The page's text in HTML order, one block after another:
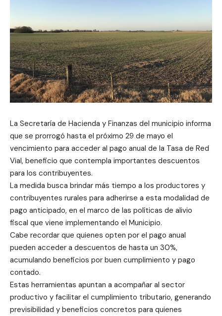
La Secretaría de Hacienda y Finanzas del municipio informa
que se prorrogó hasta el próximo 29 de mayo el
vencimiento para acceder al pago anual de la Tasa de Red
Vial, beneficio que contempla importantes descuentos
para los contribuyentes.
La medida busca brindar más tiempo a los productores y
contribuyentes rurales para adherirse a esta modalidad de
pago anticipado, en el marco de las políticas de alivio
fiscal que viene implementando el Municipio.
Cabe recordar que quienes opten por el pago anual
pueden acceder a descuentos de hasta un 30%,
acumulando beneficios por buen cumplimiento y pago
contado.
Estas herramientas apuntan a acompañar al sector
productivo y facilitar el cumplimiento tributario, generando
previsibilidad y beneficios concretos para quienes